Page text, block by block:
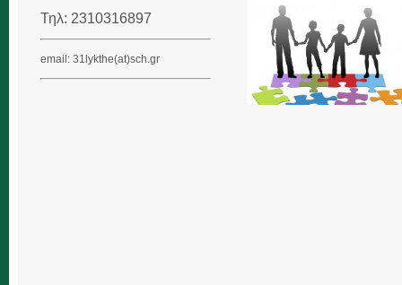
Τηλ: 2310316897
email: 31lykthe(at)sch.gr